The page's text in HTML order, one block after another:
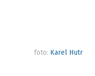
foto: Karel Hutr